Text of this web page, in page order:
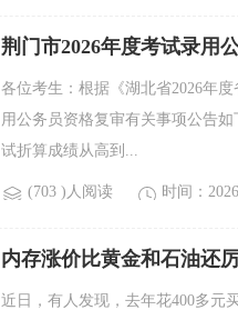
荆门市2026年度考试录用
各位考生：根据《湖北省2026年
用公务员资格复审有关事项公告
试折算成绩从高到...
(703 )人阅读 时间：
内存涨价比黄金和石油还
近日，有人发现，去年花400多元